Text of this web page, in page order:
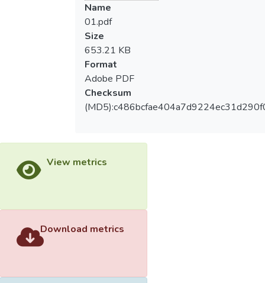
Name
01.pdf
Size
653.21 KB
Format
Adobe PDF
Checksum
View metrics
Download metrics